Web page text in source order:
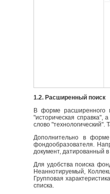
1.2. Расширенный поиск
В форме расширенного
"историческая справка",
слово
Дополнительно в
фондообразователя.
документ, датированный
Для удобства поиска
Неаннотируемый,
Групповая
списка.